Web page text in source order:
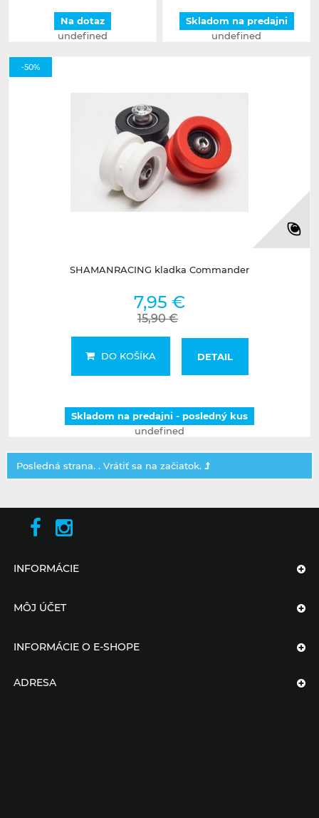
Na dotaz
undefined
Skladom na predajni
undefined
-50%
SHAMANRACING kladka Commander
7,95 €
15,90 €
DO KOŠÍKA DETAIL
Skladom na predajni - posledný kus
undefined
Posledná strana. . Vrátiť sa na začiatok.
INFORMÁCIE
MÔJ ÚČET
INFORMÁCIE O E-SHOPE
ADRESA